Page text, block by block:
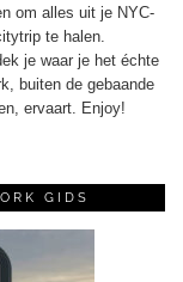
om alles uit je NYC-
te halen.
je waar je het échte
buiten de gebaande
ervaart. Enjoy!
GIDS